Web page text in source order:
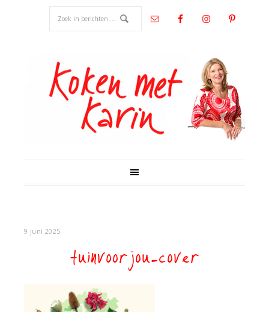
9 juni 2025
tuinvoorjou-cover